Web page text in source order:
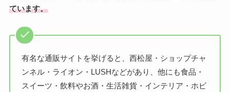
ています。
有名な通販サイトを挙げると、西松屋・ショップチャ
ンネル・ライオン・LUSHなどがあり、他にも食品・
スイーツ・飲料やお酒・生活雑貨・インテリア・ホビ